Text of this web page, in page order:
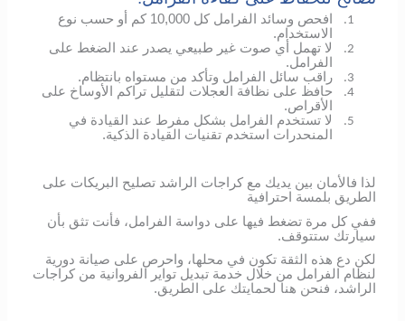
1.
افحص وسائد الفرامل كل 10,000 كم أو حسب نوع
الاستخدام.
2.
لا تهمل أي صوت غير طبيعي يصدر عند الضغط على
الفرامل.
3. راقب سائل الفرامل وتأكد من مستواه بانتظام.
4.
حافظ على نظافة العجلات لتقليل تراكم الأوساخ على
الأقراص.
5.
لا تستخدم الفرامل بشكل مفرط عند القيادة في
المنحدرات استخدم تقنيات القيادة الذكية.
لذا فالأمان بين يديك مع كراجات الراشد تصليح البريكات على
الطريق بلمسة احترافية
ففي كل مرة تضغط فيها على دواسة الفرامل، فأنت تثق بأن
سيارتك ستتوقف.
لكن دع هذه الثقة تكون في محلها، واحرص على صيانة دورية
لنظام الفرامل من خلال خدمة تبديل تواير الفروانية من كراجات
الراشد، فنحن هنا لحمايتك على الطريق.